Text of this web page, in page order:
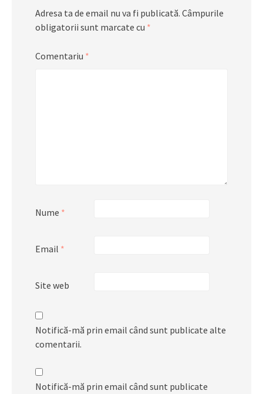
Adresa ta de email nu va fi publicată. Câmpurile
obligatorii sunt marcate cu *
Comentariu *
Nume *
Email *
Site web
Notifică-mă prin email când sunt publicate alte
comentarii.
Notifică-mă prin email când sunt publicate